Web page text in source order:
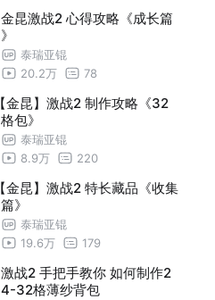
金昆激战2 心得攻略《成长篇
》
泰瑞亚锟
20.2万
78
【金昆】激战2 制作攻略《32
格包》
泰瑞亚锟
8.9万
220
【金昆】激战2 特长藏品《收集
篇》
泰瑞亚锟
19.6万
179
激战2 手把手教你 如何制作2
4-32格薄纱背包